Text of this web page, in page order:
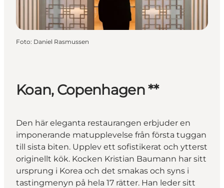
Foto: Daniel Rasmussen
Koan, Copenhagen **
Den här eleganta restaurangen erbjuder en
imponerande matupplevelse från första tuggan
till sista biten. Upplev ett sofistikerat och ytterst
originellt kök. Kocken Kristian Baumann har sitt
ursprung i Korea och det smakas och syns i
tastingmenyn på hela 17 rätter. Han leder sitt